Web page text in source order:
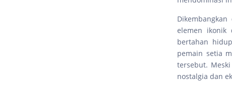
elemen ikonik
bertahan
pemain setia
tersebut.
nostalgia dan